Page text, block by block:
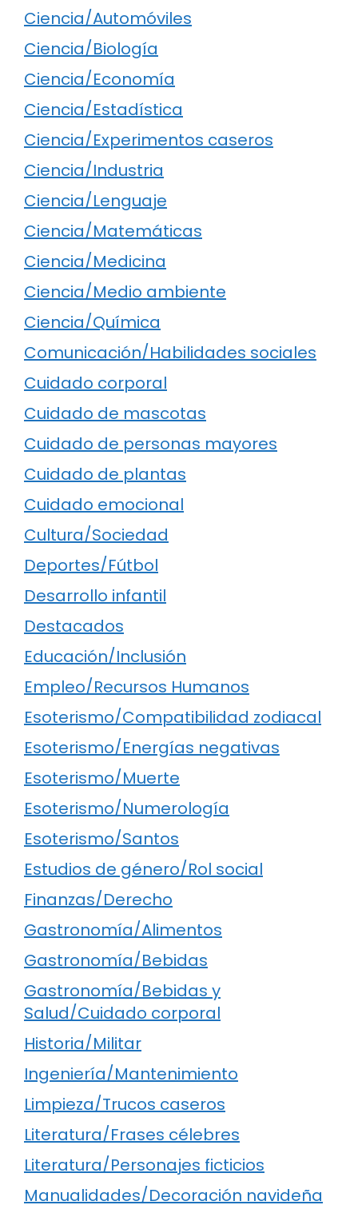
Ciencia/Automóviles
Ciencia/Biología
Ciencia/Economía
Ciencia/Estadística
Ciencia/Experimentos caseros
Ciencia/Industria
Ciencia/Lenguaje
Ciencia/Matemáticas
Ciencia/Medicina
Ciencia/Medio ambiente
Ciencia/Química
Comunicación/Habilidades sociales
Cuidado corporal
Cuidado de mascotas
Cuidado de personas mayores
Cuidado de plantas
Cuidado emocional
Cultura/Sociedad
Deportes/Fútbol
Desarrollo infantil
Destacados
Educación/Inclusión
Empleo/Recursos Humanos
Esoterismo/Compatibilidad zodiacal
Esoterismo/Energías negativas
Esoterismo/Muerte
Esoterismo/Numerología
Esoterismo/Santos
Estudios de género/Rol social
Finanzas/Derecho
Gastronomía/Alimentos
Gastronomía/Bebidas
Gastronomía/Bebidas y
Salud/Cuidado corporal
Historia/Militar
Ingeniería/Mantenimiento
Limpieza/Trucos caseros
Literatura/Frases célebres
Literatura/Personajes ficticios
Manualidades/Decoración navideña